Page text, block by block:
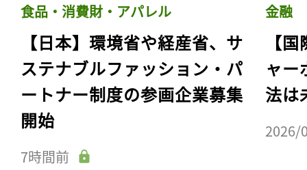
食品・消費財・アパレル
【日本】環境省や経産省、サ
ステナブルファッション・パ
ートナー制度の参画企業募集
開始
7時間前
金融
【
ャー
法は
2026/